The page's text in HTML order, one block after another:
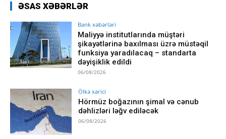
ƏSAS XƏBƏRLƏR
Bank xəbərləri
Maliyyə institutlarında müştəri
şikayətlərinə baxılması üzrə müstəqil
funksiya yaradılacaq – standarta
dəyişiklik edildi
06/08/2026
Ölkə xarici
Hörmüz boğazının şimal və cənub
dəhlizləri ləğv ediləcək
06/08/2026